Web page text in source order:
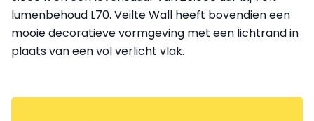
lumenbehoud L70. Veilte Wall heeft bovendien een
mooie decoratieve vormgeving met een lichtrand in
plaats van een vol verlicht vlak.